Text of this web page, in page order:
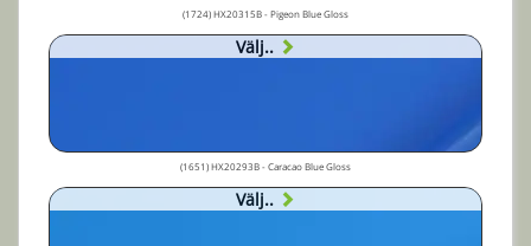
(1724) HX20315B - Pigeon Blue Gloss
Välj..
(1651) HX20293B - Caracao Blue Gloss
Välj..